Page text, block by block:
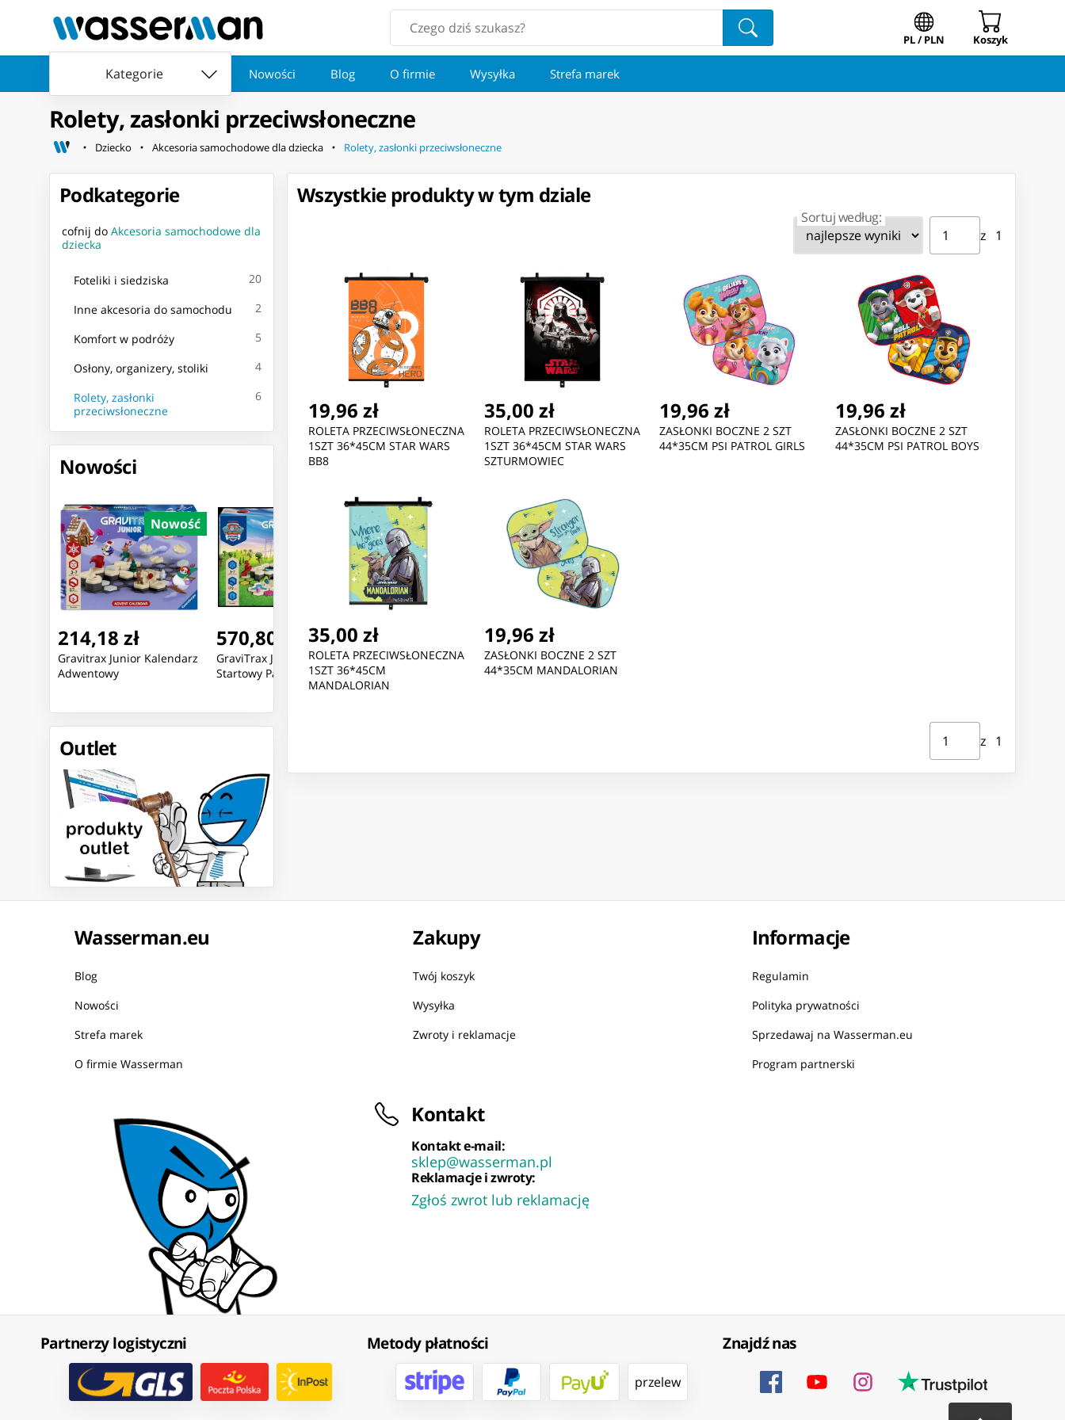
PL / PLN Koszyk
Kategorie Nowości Blog O firmie Wysyłka Strefa marek
Rolety, zasłonki przeciwsłoneczne
Dziecko Akcesoria samochodowe dla dziecka Rolety, zasłonki przeciwsłoneczne
Podkategorie
cofnij do Akcesoria samochodowe dla
dziecka
Foteliki i siedziska 20
Inne akcesoria do samochodu 2
Komfort w podróży 5
Osłony, organizery, stoliki 4
Rolety, zasłonki
przeciwsłoneczne
6
Nowości
Nowość
214,18 zł
Gravitrax Junior Kalendarz
Adwentowy
Nowość
570,80 zł
GraviTrax Junior Zestaw
Startowy Pasi Patrol XXL
Nowość
300,70 zł
Micro GraviTrax L Green
79,70 zł
Micro GraviTrax S Blue
Outlet
Wszystkie produkty w tym dziale
Sortuj według: Strona ⁨1⁩ z ⁨1⁩
z ⁨1⁩
Przejdź do strony
19,96 zł
ROLETA PRZECIWSŁONECZNA
1SZT 36*45CM STAR WARS
BB8
35,00 zł
ROLETA PRZECIWSŁONECZNA
1SZT 36*45CM STAR WARS
SZTURMOWIEC
19,96 zł
ZASŁONKI BOCZNE 2 SZT
44*35CM PSI PATROL GIRLS
19,96 zł
ZASŁONKI BOCZNE 2 SZT
44*35CM PSI PATROL BOYS
35,00 zł
ROLETA PRZECIWSŁONECZNA
1SZT 36*45CM
MANDALORIAN
19,96 zł
ZASŁONKI BOCZNE 2 SZT
44*35CM MANDALORIAN
Strona ⁨1⁩ z ⁨1⁩
z ⁨1⁩
Przejdź do strony
Wasserman.eu
Blog
Nowości
Strefa marek
O firmie Wasserman
Zakupy
Twój koszyk
Wysyłka
Zwroty i reklamacje
Informacje
Regulamin
Polityka prywatności
Sprzedawaj na Wasserman.eu
Program partnerski
Kontakt
Kontakt e-mail:
sklep@wasserman.pl
Reklamacje i zwroty:
Zgłoś zwrot lub reklamację
Partnerzy logistyczni Metody płatności
przelew
Znajdź nas